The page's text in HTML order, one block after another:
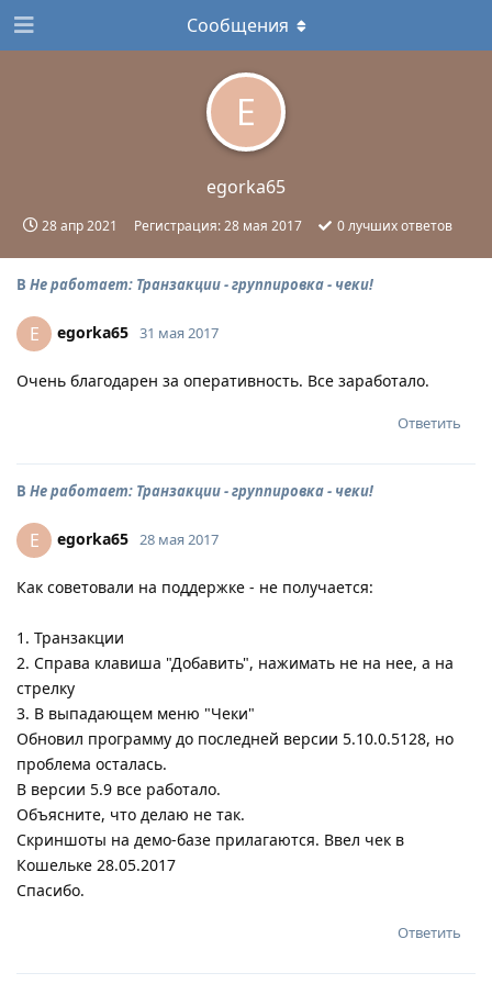
E
egorka65
28 апр 2021 Регистрация:28 мая 2017 0лучших ответов
Сообщения
В Не работает: Транзакции - группировка - чеки!
E egorka65 31 мая 2017
Очень благодарен за оперативность. Все заработало.
Ответить
В Не работает: Транзакции - группировка - чеки!
E egorka65 28 мая 2017
Как советовали на поддержке - не получается:
1. Транзакции
2. Справа клавиша "Добавить", нажимать не на нее, а на
стрелку
3. В выпадающем меню "Чеки"
Обновил программу до последней версии 5.10.0.5128, но
проблема осталась.
В версии 5.9 все работало.
Объясните, что делаю не так.
Скриншоты на демо-базе прилагаются. Ввел чек в
Кошельке 28.05.2017
Спасибо.
Ответить